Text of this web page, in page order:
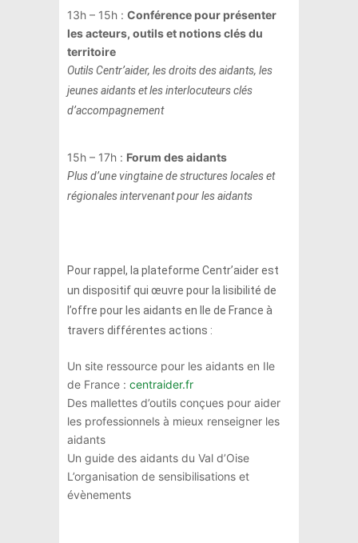
13h – 15h : Conférence pour présenter
les acteurs, outils et notions clés du
territoire
Outils Centr’aider, les droits des aidants, les
jeunes aidants et les interlocuteurs clés
d’accompagnement
15h – 17h : Forum des aidants
Plus d’une vingtaine de structures locales et
régionales intervenant pour les aidants
Pour rappel, la plateforme Centr’aider est
un dispositif qui œuvre pour la lisibilité de
l’offre pour les aidants en Ile de France à
travers différentes actions :
Un site ressource pour les aidants en Ile
de France : centraider.fr
Des mallettes d’outils conçues pour aider
les professionnels à mieux renseigner les
aidants
Un guide des aidants du Val d’Oise
L’organisation de sensibilisations et
évènements